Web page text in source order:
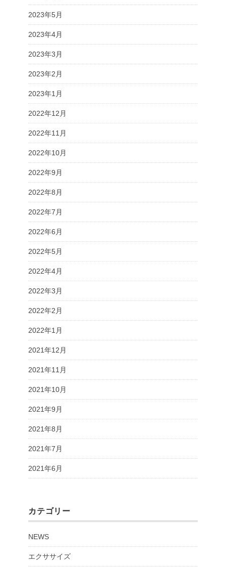
2023年5月
2023年4月
2023年3月
2023年2月
2023年1月
2022年12月
2022年11月
2022年10月
2022年9月
2022年8月
2022年7月
2022年6月
2022年5月
2022年4月
2022年3月
2022年2月
2022年1月
2021年12月
2021年11月
2021年10月
2021年9月
2021年8月
2021年7月
2021年6月
カテゴリー
NEWS
エクササイズ